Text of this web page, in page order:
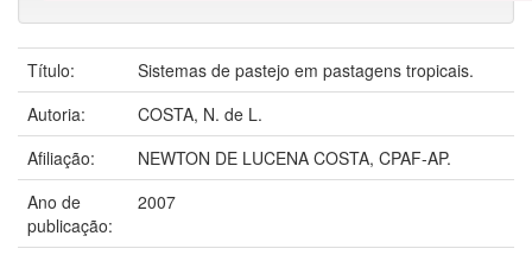
Título:
Sistemas de pastejo em pastagens tropicais.
Autoria:
COSTA, N. de L.
Afiliação:
NEWTON DE LUCENA COSTA, CPAF-AP.
Ano de
publicação:
2007